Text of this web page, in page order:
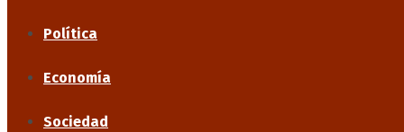
Política
Economía
Sociedad